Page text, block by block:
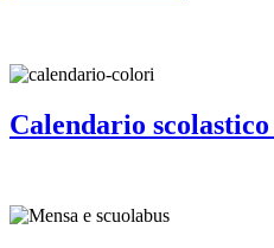
Calendario scolastico